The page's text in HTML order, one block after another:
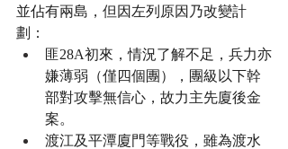
並佔有兩島，但因左列原因乃改變計
劃：
匪28A初來，情況了解不足，兵力亦
嫌薄弱（僅四個團），團級以下幹
部對攻擊無信心，故力主先廈後金
案。
渡江及平潭廈門等戰役，雖為渡水